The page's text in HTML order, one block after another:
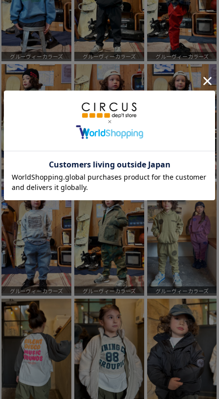
グルーヴィーカラーズ グルーヴィーカラーズ グルーヴィーカラーズ
グルーヴィーカラーズ グルーヴィーカラーズ グルーヴィーカラーズ
グルーヴィーカラーズ グルーヴィーカラーズ グルーヴィーカラーズ